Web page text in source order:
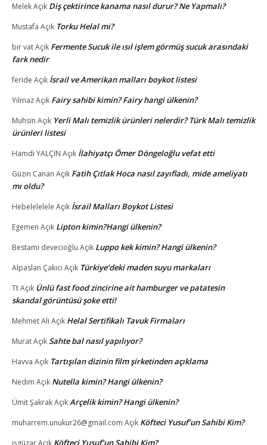
MelekAçık Diş çektirince kanama nasıl durur? Ne Yapmalı?
Mustafa Açık Torku Helal mi?
bir vatAçık Fermente Sucuk ile ısıl işlem görmüş sucuk arasındaki
fark nedir
feride Açık İsrail ve Amerikan malları boykot listesi
YılmazAçık Fairy sahibi kimin? Fairy hangi ülkenin?
Muhsin Açık Yerli Malı temizlik ürünleri nelerdir? Türk Malı temizlik
ürünleri listesi
Hamdi YALÇIN Açık İlahiyatçı Ömer Döngeloğlu vefat etti
Güzin Canan Açık Fatih Çıtlak Hoca nasıl zayıfladı, mide ameliyatı
mı oldu?
Hebelelelele Açık İsrail Malları Boykot Listesi
Egemen Açık Lipton kimin?Hangi ülkenin?
Bestami devecioğlu Açık Luppo kek kimin? Hangi ülkenin?
Alpaslan Çakıcı Açık Türkiye’deki maden suyu markaları
TtAçık Ünlü fast food zincirine ait hamburger ve patatesin
skandal görüntüsü şoke etti!
Mehmet Ali Açık Helal Sertifikalı Tavuk Firmaları
MuratAçıkSahte bal nasıl yapılıyor?
Havva Açık Tartışılan dizinin film şirketinden açıklama
Nedim Açık Nutella kimin? Hangi ülkenin?
Ümit ŞakrakAçıkArçelik kimin? Hangi ülkenin?
muharrem.unukur26@gmail.com Açık Köfteci Yusuf’un Sahibi Kim?